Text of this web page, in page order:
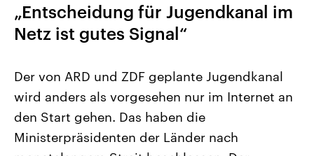
Landtagswahl Sachsen-Anhalt
2026
Alle Informationen
Sachsen-Anhalt wählt am 6.
USA
Aktuelle Beiträge,
Hintergründe
Wirtschaftlich und
„Entscheidung für Jugendkanal im
Netz ist gutes Signal“
Der von ARD und ZDF geplante Jugendkanal
wird anders als vorgesehen nur im Internet an
den Start gehen. Das haben die
Ministerpräsidenten der Länder nach